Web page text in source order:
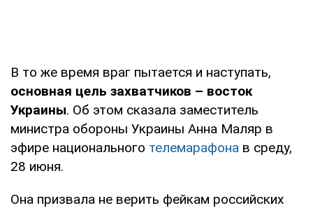
В то же время враг пытается и наступать,
основная цель захватчиков – восток
Украины. Об этом сказала заместитель
министра обороны Украины Анна Маляр в
эфире национального телемарафона в среду,
28 июня.
Она призвала не верить фейкам российских